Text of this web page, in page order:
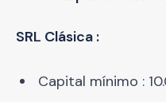
SRL Clásica :
Capital mínimo :